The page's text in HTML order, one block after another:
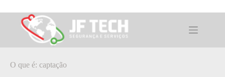
para
conteúdoO que é: captação
O que é: captação